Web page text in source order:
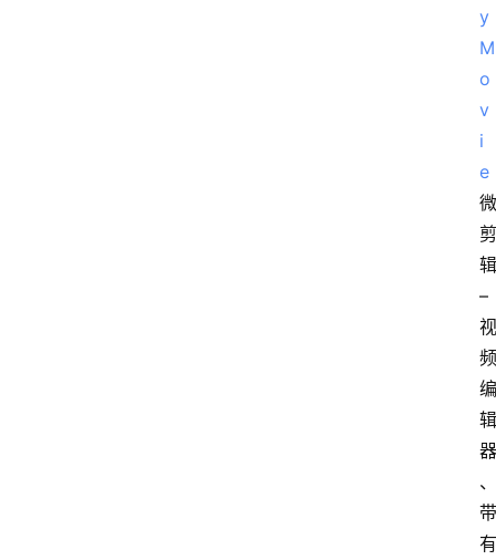
y
M
o
v
i
e
微
剪
辑
–
视
频
编
辑
器
、
带
有